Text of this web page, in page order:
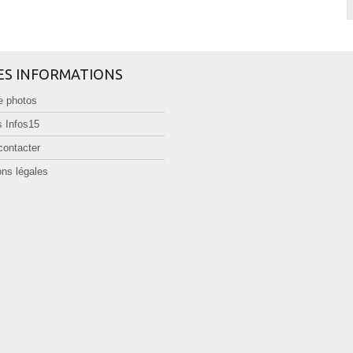
INFORMATIONS
photos
Infos15
légales